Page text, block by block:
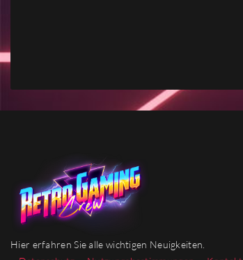
Hier erfahren Sie alle wichtigen Neuigkeiten.